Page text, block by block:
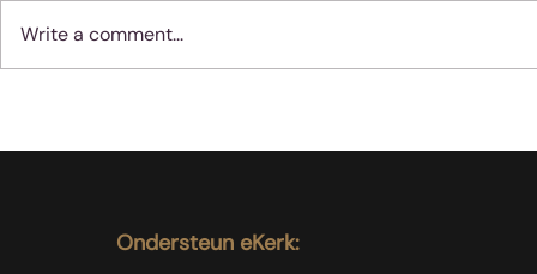
Write a comment...
Ondersteun eKerk: